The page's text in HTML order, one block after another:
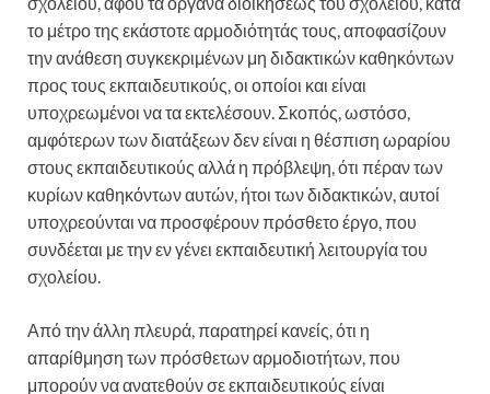
το μέτρο της εκάστοτε αρμοδιότητάς τους, αποφασίζουν
την ανάθεση συγκεκριμένων μη διδακτικών καθηκόντων
προς τους εκπαιδευτικούς, οι οποίοι και είναι
υποχρεωμένοι να τα εκτελέσουν. Σκοπός, ωστόσο,
αμφότερων των διατάξεων δεν είναι η θέσπιση ωραρίου
στους εκπαιδευτικούς αλλά η πρόβλεψη, ότι πέραν των
κυρίων καθηκόντων αυτών, ήτοι των διδακτικών, αυτοί
υποχρεούνται να προσφέρουν πρόσθετο έργο, που
συνδέεται με την εν γένει εκπαιδευτική λειτουργία του
σχολείου.
Από την άλλη πλευρά, παρατηρεί κανείς, ότι η
απαρίθμηση των πρόσθετων αρμοδιοτήτων, που
μπορούν να ανατεθούν σε εκπαιδευτικούς είναι